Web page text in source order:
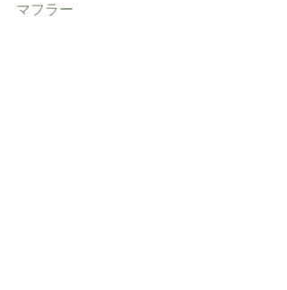
マフラー